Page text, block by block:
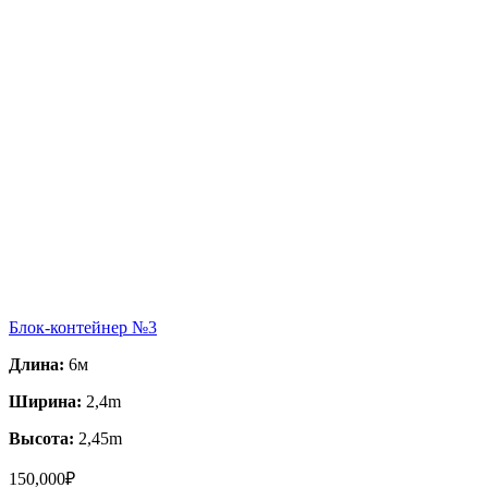
Блок-контейнер №3
Длина: 6м
Ширина: 2,4m
Высота: 2,45m
150,000₽